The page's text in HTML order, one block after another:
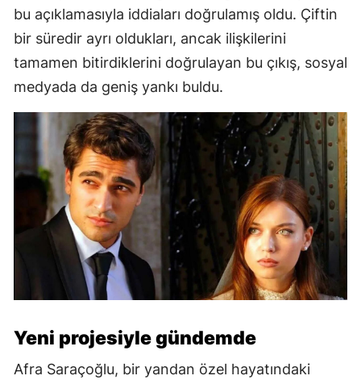
bu açıklamasıyla iddiaları doğrulamış oldu. Çiftin
bir süredir ayrı oldukları, ancak ilişkilerini
tamamen bitirdiklerini doğrulayan bu çıkış, sosyal
medyada da geniş yankı buldu.
Yeni projesiyle gündemde
Afra Saraçoğlu, bir yandan özel hayatındaki